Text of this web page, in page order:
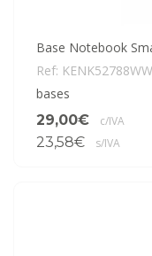
Base Notebook
Ref: KENK52788WW
bases
29,00€
c/IVA
23,58€ s/IVA